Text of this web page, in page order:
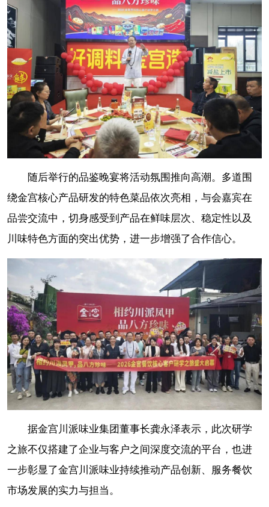
随后举行的品鉴晚宴将活动氛围推向高潮。多道围
绕金宫核心产品研发的特色菜品依次亮相，与会嘉宾在
品尝交流中，切身感受到产品在鲜味层次、稳定性以及
川味特色方面的突出优势，进一步增强了合作信心。
据金宫川派味业集团董事长龚永泽表示，此次研学
之旅不仅搭建了企业与客户之间深度交流的平台，也进
一步彰显了金宫川派味业持续推动产品创新、服务餐饮
市场发展的实力与担当。